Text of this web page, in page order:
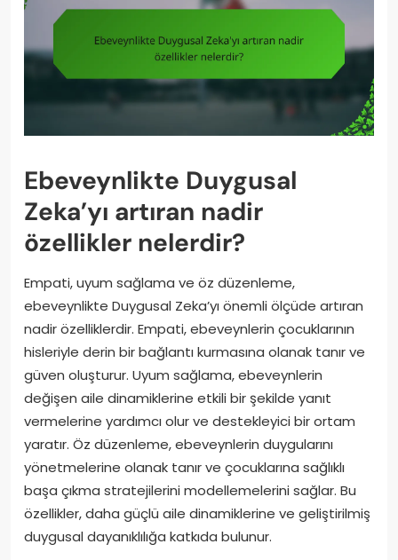
Ebeveynlikte Duygusal
Zeka’yı artıran nadir
özellikler nelerdir?
Empati, uyum sağlama ve öz düzenleme,
ebeveynlikte Duygusal Zeka’yı önemli ölçüde artıran
nadir özelliklerdir. Empati, ebeveynlerin çocuklarının
hisleriyle derin bir bağlantı kurmasına olanak tanır ve
güven oluşturur. Uyum sağlama, ebeveynlerin
değişen aile dinamiklerine etkili bir şekilde yanıt
vermelerine yardımcı olur ve destekleyici bir ortam
yaratır. Öz düzenleme, ebeveynlerin duygularını
yönetmelerine olanak tanır ve çocuklarına sağlıklı
başa çıkma stratejilerini modellemelerini sağlar. Bu
özellikler, daha güçlü aile dinamiklerine ve geliştirilmiş
duygusal dayanıklılığa katkıda bulunur.